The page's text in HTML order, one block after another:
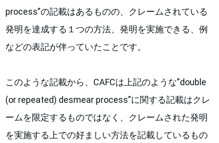
process”の記載はあるものの、クレームされている
発明を達成する１つの方法、発明を実施できる、例
などの表記が伴っていたことです。
このような記載から、CAFCは上記のような”double
(or repeated) desmear process”に関する記載はクレ
ームを限定するものではなく、クレームされた発明
を実施する上での好ましい方法を記載しているもの